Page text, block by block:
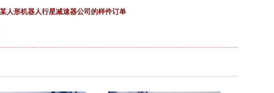
人形机器人行星减速器公司的样件订单